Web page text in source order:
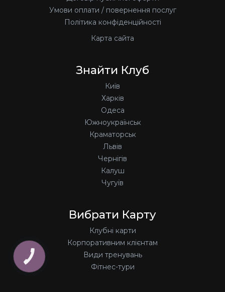
Умови оплати / повернення послуг
Політика конфіденційності
Карта сайта
Знайти Клуб
Київ
Харків
Одеса
Южноукраїнськ
Краматорськ
Львів
Чернігів
Калуш
Чугуїв
Вибрати Карту
Клубні карти
Корпоративним клієнтам
Види тренувань
Фітнес-тури
КНОПКА
ЗВ'ЯЗКУ